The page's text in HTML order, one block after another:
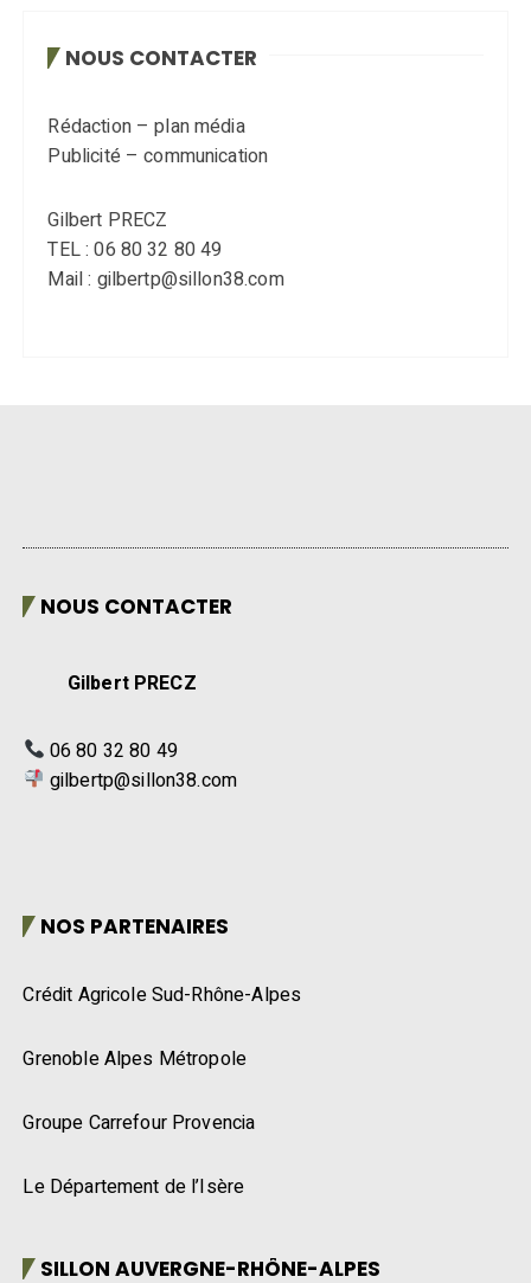
NOUS CONTACTER
Rédaction – plan média
Publicité – communication
Gilbert PRECZ
TEL : 06 80 32 80 49
Mail : gilbertp@sillon38.com
NOUS CONTACTER
Gilbert PRECZ
06 80 32 80 49
gilbertp@sillon38.com
NOS PARTENAIRES
Crédit Agricole Sud-Rhône-Alpes
Grenoble Alpes Métropole
Groupe Carrefour Provencia
Le Département de l’Isère
SILLON AUVERGNE-RHÔNE-ALPES